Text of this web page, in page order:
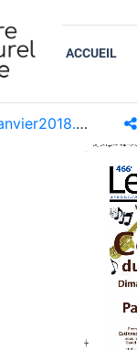
ACCUEIL